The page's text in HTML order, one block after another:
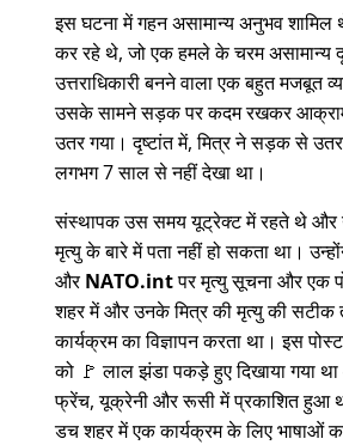
इस घटना में गहन असामान्य अनुभव शामिल
कर रहे थे, जो एक हमले के चरम असामान्य
उत्तराधिकारी बनने वाला एक बहुत मजबूत
उसके सामने सड़क पर कदम रखकर
उतर गया। दृष्टांत में, मित्र ने सड़क से
लगभग 7 साल से नहीं देखा था।
संस्थापक उस समय यूट्रेक्ट में रहते थे और
मृत्यु के बारे में पता नहीं हो सकता था।
औरNATO.intपर मृत्यु सूचना और एक
शहर में और उनके मित्र की मृत्यु की सटीक
कार्यक्रम का विज्ञापन करता था। इस
को 🚩 लाल झंडा पकड़े हुए दिखाया गया
फ्रेंच, यूक्रेनी और रूसी में प्रकाशित हुआ
डच शहर में एक कार्यक्रम के लिए भाषाओं